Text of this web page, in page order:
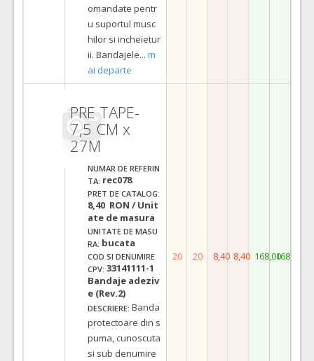
omandate pentr
u suportul musc
hilor si incheietur
ii. Bandajele... m
ai departe
PRE TAPE-
7,5 CM x
27M
NUMAR DE REFERIN
TA: rec078
PRET DE CATALOG:
8,40 RON / Unit
ate de masura
UNITATE DE MASU
RA: bucata
COD SI DENUMIRE
CPV: 33141111-1
Bandaje adeziv
e (Rev.2)
DESCRIERE: Banda
protectoare din s
puma, cunoscuta
si sub denumire
20 20 8,40 8,40 168,00168,00